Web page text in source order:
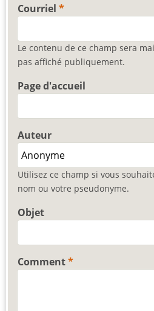
Courriel
Le contenu de ce champ sera
pas affiché publiquement.
Page d'accueil
Auteur
Utilisez ce champ si vous
nom ou votre pseudonyme.
Objet
Comment